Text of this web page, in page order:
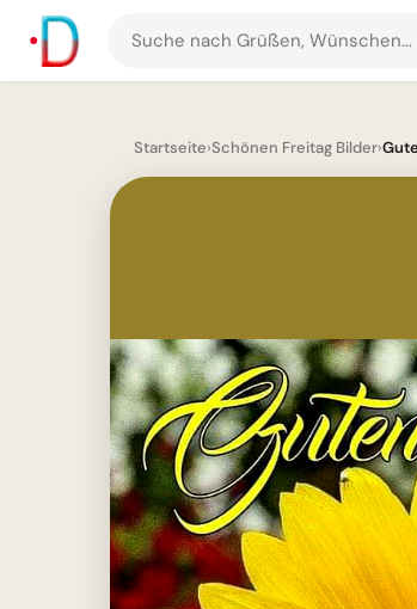
Suche
nach
und
Startseite›Schönen Freitag Bilder›